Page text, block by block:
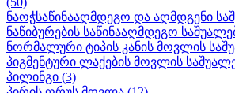
ნაოჭსაწინააღმდეგო და აღმდგენი
ნაწიბურების საწინააღმდეგო
ნორმალური ტიპის კანის მოვლის
პიგმენტური ლაქების მოვლის
პილინგი (3)